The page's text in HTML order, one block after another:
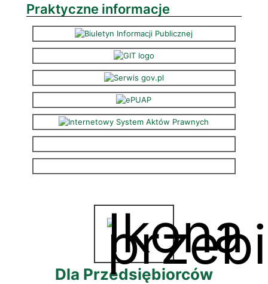
Praktyczne informacje
Dla Przedsiębiorców